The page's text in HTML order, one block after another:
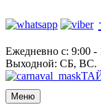
Ежедневно с: 9:00 -
Выходной: СБ, ВС.
Меню